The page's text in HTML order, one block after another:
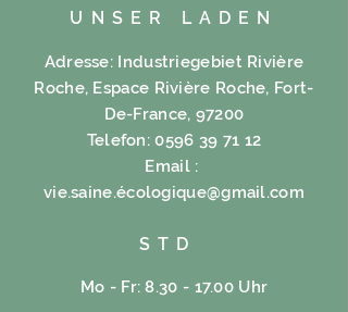
UNSER LADEN
Adresse: Industriegebiet Rivière
Roche, Espace Rivière Roche, Fort-
De-France, 97200
Telefon:0596 39 71 12
Email :
vie.saine.écologique@gmail.com
STD
Mo - Fr: 8.30 - 17.00 Uhr